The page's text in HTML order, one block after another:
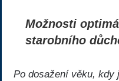
Možnosti
starobního
Po dosažení věku, kdy